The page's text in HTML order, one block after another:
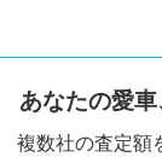
あなたの愛
複数社の査定額